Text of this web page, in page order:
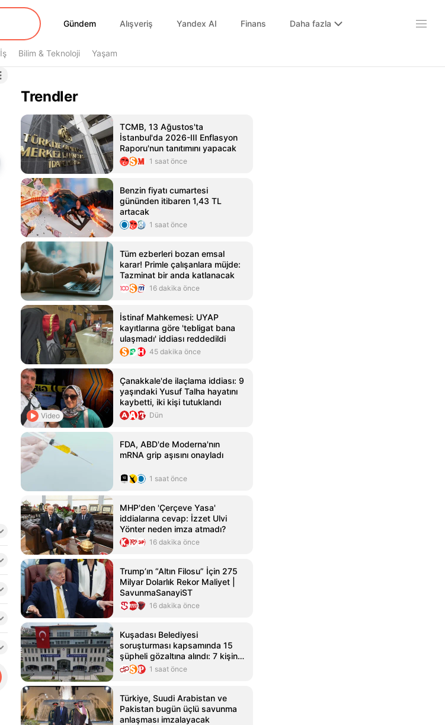
Gündem
Gündem Alışveriş Yandex AI Finans Daha fazla
İş Bilim & Teknoloji Yaşam
Trendler
TCMB, 13 Ağustos'ta
İstanbul'da 2026-III Enflasyon
Raporu'nun tanıtımını yapacak
1 saat önce
Benzin fiyatı cumartesi
gününden itibaren 1,43 TL
artacak
1 saat önce
Tüm ezberleri bozan emsal
karar! Primle çalışanlara müjde:
Tazminat bir anda katlanacak
16 dakika önce
İstinaf Mahkemesi: UYAP
kayıtlarına göre 'tebligat bana
ulaşmadı' iddiası reddedildi
45 dakika önce
Video
Çanakkale'de ilaçlama iddiası: 9
yaşındaki Yusuf Talha hayatını
kaybetti, iki kişi tutuklandı
Dün
FDA, ABD'de Moderna'nın
mRNA grip aşısını onayladı
1 saat önce
MHP'den 'Çerçeve Yasa'
iddialarına cevap: İzzet Ulvi
Yönter neden imza atmadı?
16 dakika önce
Trump’ın “Altın Filosu” İçin 275
Milyar Dolarlık Rekor Maliyet |
SavunmaSanayiST
16 dakika önce
Kuşadası Belediyesi
soruşturması kapsamında 15
şüpheli gözaltına alındı: 7 kişinin
araması devam ediyor
1 saat önce
Türkiye, Suudi Arabistan ve
Pakistan bugün üçlü savunma
anlaşması imzalayacak